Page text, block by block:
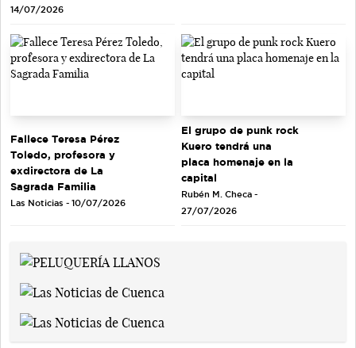
14/07/2026
Fallece Teresa Pérez
Toledo, profesora y
exdirectora de La
Sagrada Familia
Las Noticias - 10/07/2026
El grupo de punk rock
Kuero tendrá una
placa homenaje en la
capital
Rubén M. Checa -
27/07/2026